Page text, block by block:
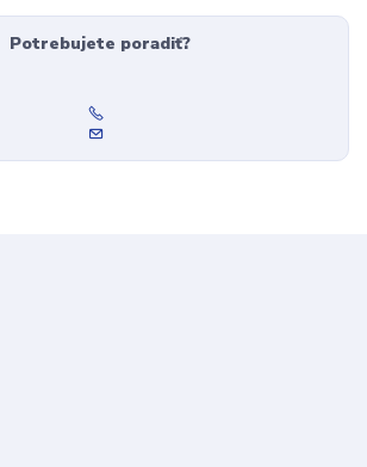
Potrebujete poradiť?